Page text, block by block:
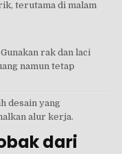
terutama di malam
Gunakan rak dan laci
namun tetap
desain yang
alur kerja.
dari